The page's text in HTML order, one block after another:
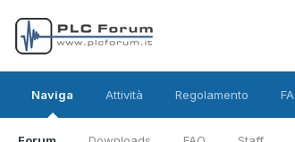
Naviga Attività Regolamento